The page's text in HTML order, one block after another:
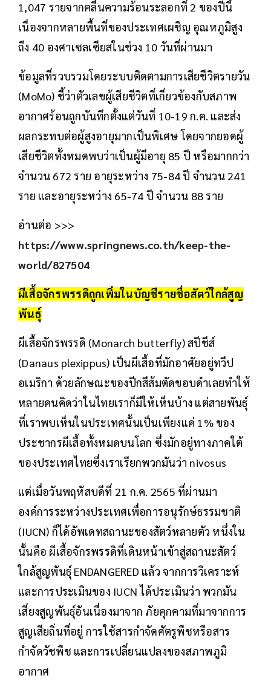
1,047 รายจากคลื่นความร้อนระลอกที่ 2 ของปีนี้
เนื่องจากหลายพื้นที่ของประเทศเผชิญ อุณหภูมิสูง
ถึง 40 องศาเซลเซียสในช่วง 10 วันที่ผ่านมา
ข้อมูลที่รวบรวมโดยระบบติดตามการเสียชีวิตรายวัน
(MoMo) ชี้ว่าตัวเลขผู้เสียชีวิตที่เกี่ยวข้องกับสภาพ
อากาศร้อนถูกบันทึกตั้งแต่วันที่ 10-19 ก.ค. และส่ง
ผลกระทบต่อผู้สูงอายุมากเป็นพิเศษ โดยจากยอดผู้
เสียชีวิตทั้งหมดพบว่าเป็นผู้มีอายุ 85 ปี หรือมากกว่า
จำนวน 672 ราย อายุระหว่าง 75-84 ปี จำนวน 241
ราย และอายุระหว่าง 65-74 ปี จำนวน 88 ราย
อ่านต่อ >>>
https://www.springnews.co.th/keep-the-
world/827504
ผีเสื้อจักรพรรดิถูกเพิ่มในบัญชีรายชื่อสัตว์ใกล้สูญ
พันธุ์
ผีเสื้อจักรพรรดิ (Monarch butterfly) สปีชีส์
(Danaus plexippus) เป็นผีเสื้อที่มักอาศัยอยู่ทวีป
อเมริกา ด้วยลักษณะของปีกสีส้มตัดขอบดำเลยทำให้
หลายคนคิดว่าในไทยเราก็มีให้เห็นบ้าง แต่สายพันธุ์
ที่เราพบเห็นในประเทศนั้นเป็นเพียงแค่ 1% ของ
ประชากรผีเสื้อทั้งหมดบนโลก ซึ่งมักอยู่ทางภาคใต้
ของประเทศไทยซึ่งเราเรียกพวกมันว่า nivosus
แต่เมื่อวันพฤหัสบดีที่ 21 ก.ค. 2565 ที่ผ่านมา
องค์การระหว่างประเทศเพื่อการอนุรักษ์ธรรมชาติ
(IUCN) ก็ได้อัพเดทสถานะของสัตว์หลายตัว หนึ่งใน
นั้นคือ ผีเสื้อจักรพรรดิที่เดินหน้าเข้าสู่สถานะสัตว์
ใกล้สูญพันธุ์ ENDANGERED แล้ว จากการวิเคราะห์
และการประเมินของ IUCN ได้ประเมินว่า พวกมัน
เสี่ยงสูญพันธุ์อันเนื่องมาจาก ภัยคุกคามที่มาจากการ
สูญเสียถิ่นที่อยู่ การใช้สารกำจัดศัตรูพืชหรือสาร
กำจัดวัชพืช และการเปลี่ยนแปลงของสภาพภูมิ
อากาศ